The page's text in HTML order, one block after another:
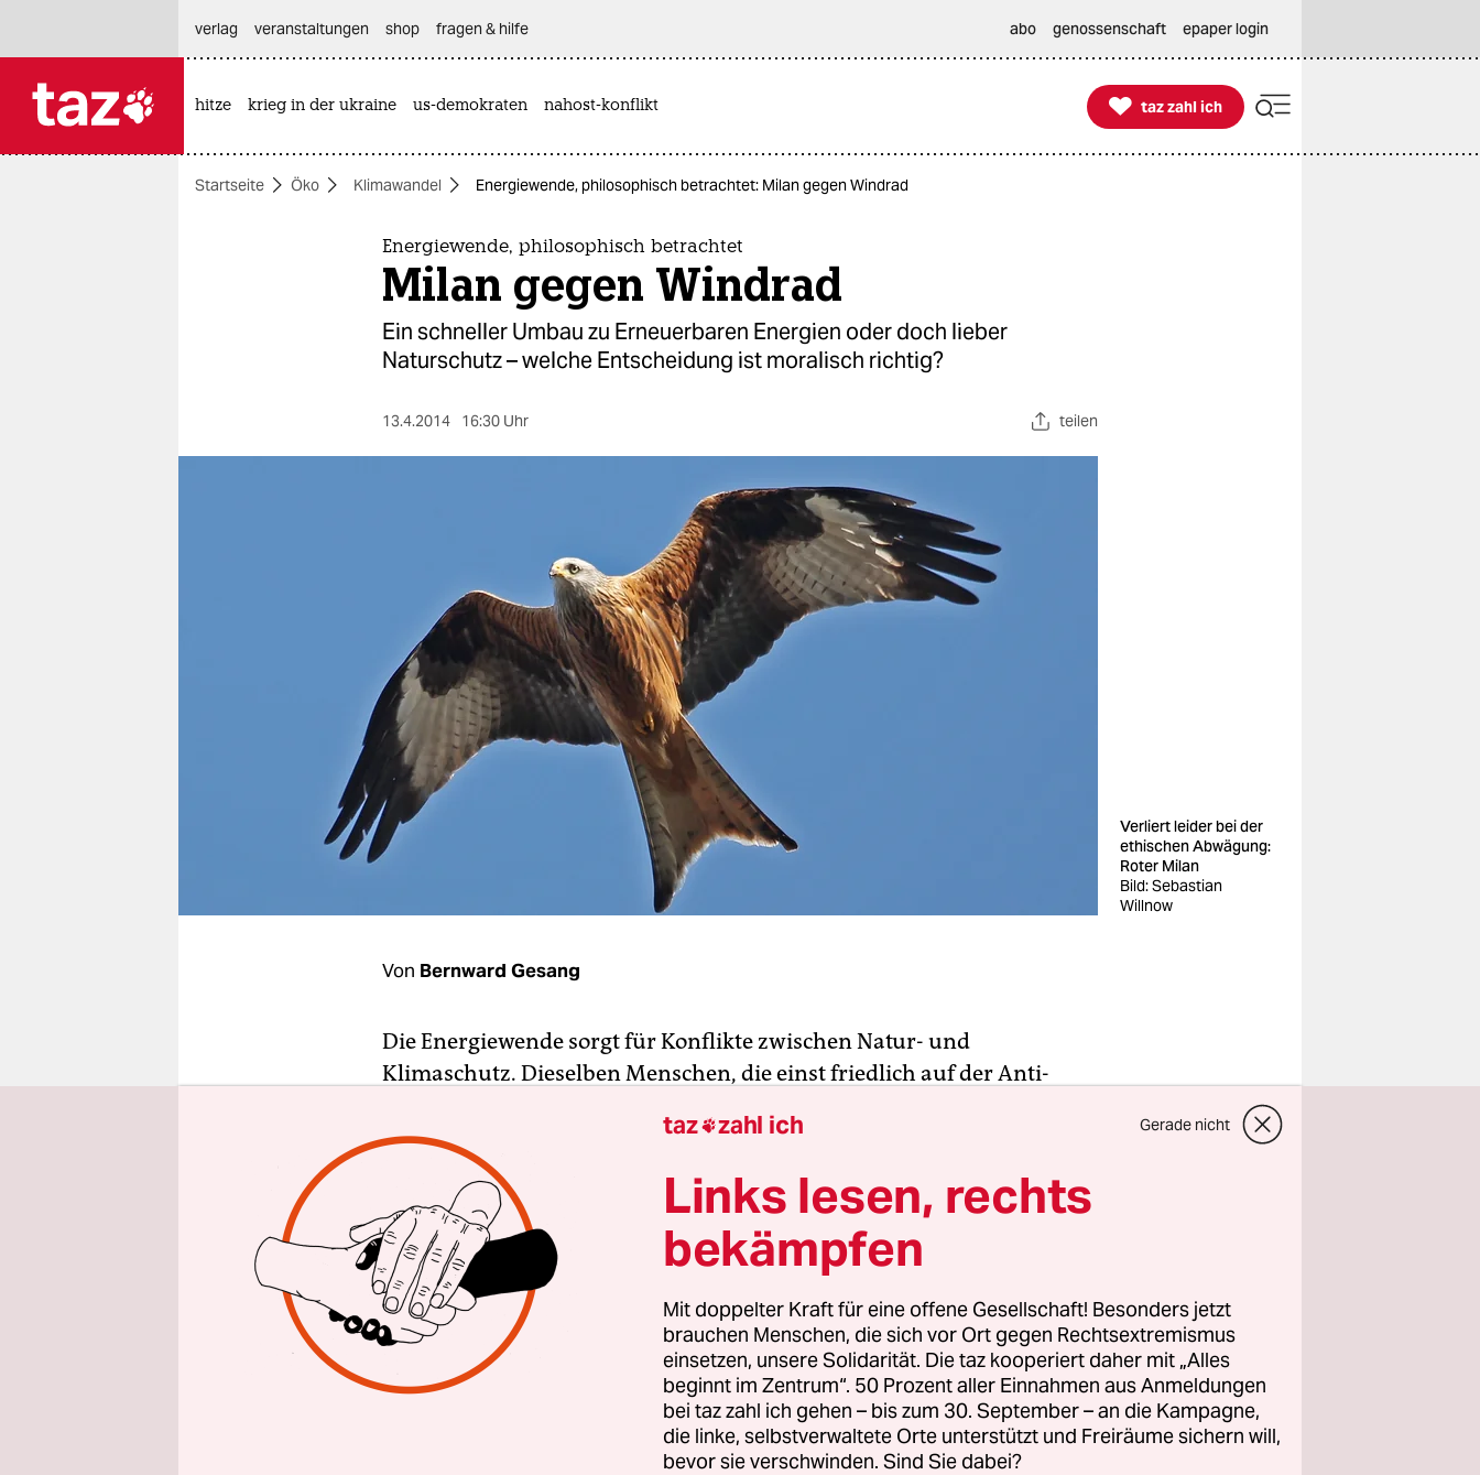
themen
verlag
veranstaltungen shop fragen & hilfe abo genossenschaft epaper login
hitze krieg in der ukraine us-demokraten nahost-konflikt 
taz zahl ich
taz zahl ich
Startseite Öko Klimawandel Energiewende, philosophisch betrachtet: Milan gegen Windrad
Energiewende, philosophisch betrachtet
Milan gegen Windrad
Ein schneller Umbau zu Erneuerbaren Energien oder doch lieber
Naturschutz – welche Entscheidung ist moralisch richtig?
13.4.2014 16:30 Uhr teilen
Verliert leider bei der
ethischen Abwägung:
Roter Milan
Bild: Sebastian
Willnow
Von Bernward Gesang
Die Energiewende sorgt für Konflikte zwischen Natur- und
Klimaschutz. Dieselben Menschen, die einst friedlich auf der Anti-
Bürgerbewegungen für oder gegen Windräder, für oder gegen
Pumpspeicherkraftwerke, für oder gegen Strommasten.
Soll man die besten Standorte für Windkraft ungenutzt lassen, weil
dort zum Beispiel rote Milane nisten? Der Hegauer Vulkan
Hohenstoffeln wäre aufgrund des starken Windes der beste Platz im
Landkreis Konstanz. Doch seit 1941 ist der markante Doppelgipfel
Naturschutzgebiet und somit erübrigt sich jede Diskussion. Welche
Entscheidung ist nicht nur politisch machbar, sondern moralisch
taz zahl ich Gerade nicht
Links lesen, rechts
bekämpfen
Mit doppelter Kraft für eine offene Gesellschaft! Besonders jetzt
brauchen Menschen, die sich vor Ort gegen Rechtsextremismus
einsetzen, unsere Solidarität. Die taz kooperiert daher mit „Alles
beginnt im Zentrum“. 50 Prozent aller Einnahmen aus Anmeldungen
bei taz zahl ich gehen – bis zum 30. September – an die Kampagne,
die linke, selbstverwaltete Orte unterstützt und Freiräume sichern will,
bevor sie verschwinden. Sind Sie dabei?